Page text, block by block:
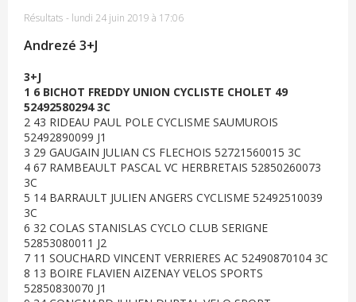
Résultats - lundi 24 juin 2019 à 17:06
Andrezé 3+J
3+J
1 6 BICHOT FREDDY UNION CYCLISTE CHOLET 49
52492580294 3C
2 43 RIDEAU PAUL POLE CYCLISME SAUMUROIS
52492890099 J1
3 29 GAUGAIN JULIAN CS FLECHOIS 52721560015 3C
4 67 RAMBEAULT PASCAL VC HERBRETAIS 52850260073
3C
5 14 BARRAULT JULIEN ANGERS CYCLISME 52492510039
3C
6 32 COLAS STANISLAS CYCLO CLUB SERIGNE
52853080011 J2
7 11 SOUCHARD VINCENT VERRIERES AC 52490870104 3C
8 13 BOIRE FLAVIEN AIZENAY VELOS SPORTS
52850830070 J1